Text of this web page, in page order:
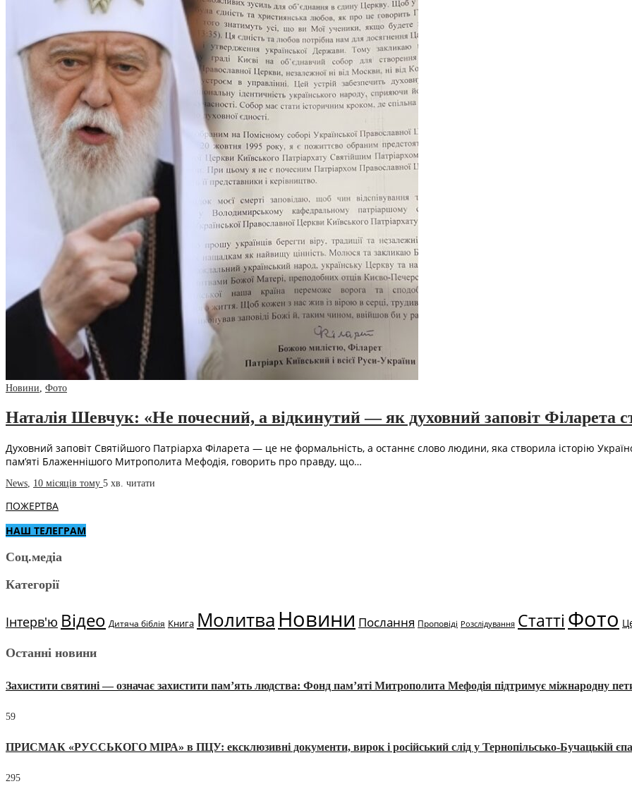
Новини, Фото
Наталія Шевчук: «Не почесний, а відкинутий — як духовний заповіт Філарета
Духовний заповіт Святійшого Патріарха Філарета — це не формальність, а останнє слово людини, яка створила історію
пам’яті Блаженнішого Митрополита Мефодія, говорить про правду, що…
News, 10 місяців тому 5 хв. читати
ПОЖЕРТВА
НАШ ТЕЛЕГРАМ
Соц.медіа
Категорії
Інтерв'ю Відео Дитяча біблія Книга МолитваНовини Послання Проповіді Розслідування Статті Фото
Останні новини
Захистити святині — означає захистити пам’ять людства: Фонд пам’яті Митрополита Мефодія підтримує міжнародну
59
ПРИСМАК «РУССЬКОГО МІРА» в ПЦУ: ексклюзивні документи, вирок і російський слід у Тернопільсько-Бучацькій
295